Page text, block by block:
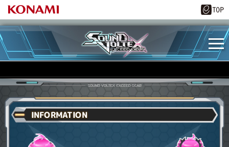
INFORMATION